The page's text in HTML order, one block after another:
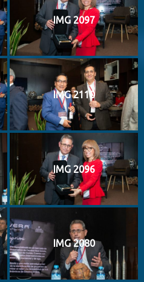
IMG 2097
IMG 2110
IMG 2096
IMG 2080